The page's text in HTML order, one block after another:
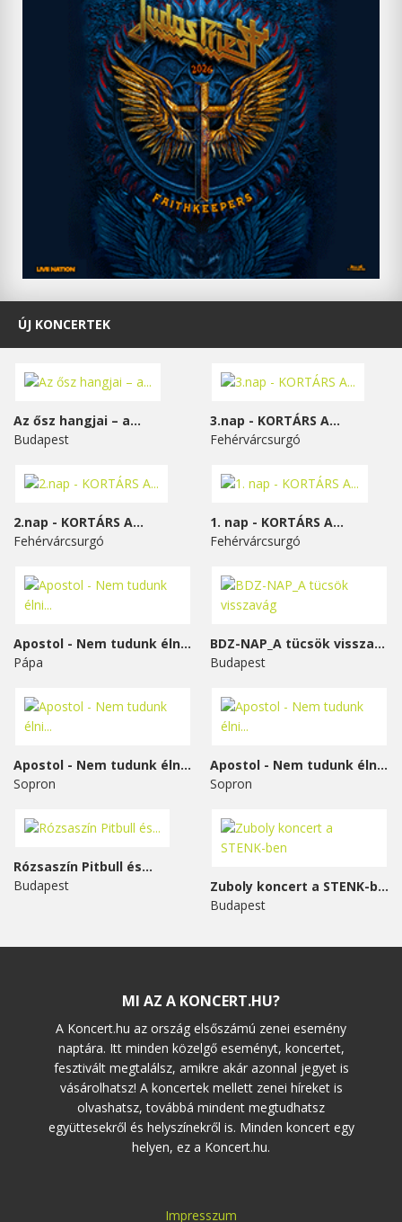
ÚJ KONCERTEK
Az ősz hangjai – a...
Budapest
3.nap - KORTÁRS A...
Fehérvárcsurgó
2.nap - KORTÁRS A...
Fehérvárcsurgó
1. nap - KORTÁRS A...
Fehérvárcsurgó
Apostol - Nem tudunk élni...
Pápa
BDZ-NAP_A tücsök visszavág
Budapest
Apostol - Nem tudunk élni...
Sopron
Apostol - Nem tudunk élni...
Sopron
Rózsaszín Pitbull és...
Budapest
Zuboly koncert a STENK-ben
Budapest
MI AZ A KONCERT.HU?
A Koncert.hu az ország elsőszámú zenei esemény
naptára. Itt minden közelgő eseményt, koncertet,
fesztivált megtalálsz, amikre akár azonnal jegyet is
vásárolhatsz! A koncertek mellett zenei híreket is
olvashatsz, továbbá mindent megtudhatsz
együttesekről és helyszínekről is. Minden koncert egy
helyen, ez a Koncert.hu.
Impresszum